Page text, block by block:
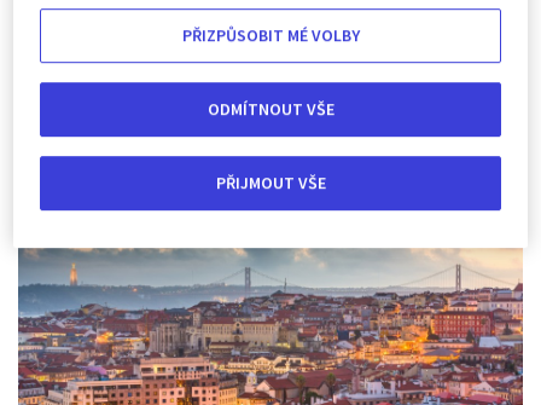
během několika kliknutí, ale mějte na paměti, že tento
proces je sice snadný, ale může mít i svá úskalí. Důležité je
rezervovat si ubytování prostřednictvím skutečně
spolehlivého poskytovatele - existuje spousta stránek a
často velmi lákavých nabídek, ale měli byste si vybrat
mezinárodně uznávané portály pro rezervaci ubytování,
jako je Airbnb nebo booking.com.
PŘIZPŮSOBIT MÉ VOLBY
ODMÍTNOUT VŠE
PŘIJMOUT VŠE